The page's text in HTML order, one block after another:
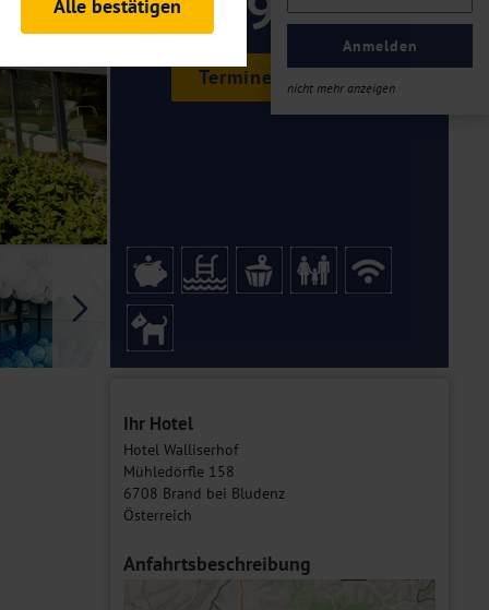
Anmelden
nicht mehr anzeigen
Termine & Preise
Ihr Hotel
Hotel Walliserhof
Mühledörfle 158
6708 Brand bei Bludenz
Österreich
Anfahrtsbeschreibung
und Analysen. Mithilfe
Auftritts ermitteln und
es zu einer Drittlands
Daten finden Sie in unseren
Alle bestätigen